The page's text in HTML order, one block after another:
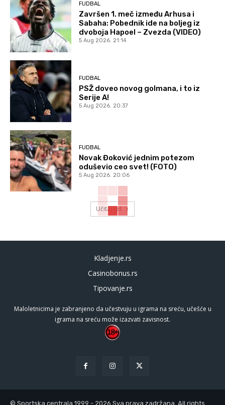
FUDBAL
Završen 1. meč između Arhusa i
Sabaha: Pobednik ide na boljeg iz
dvoboja Hapoel – Zvezda (VIDEO)
5 Aug 2026. 21:14
FUDBAL
PSŽ doveo novog golmana, i to iz
Serije A!
5 Aug 2026. 20:37
FUDBAL
Novak Đoković jednim potezom
oduševio ceo svet! (FOTO)
5 Aug 2026. 20:06
Učitaj još
Kladjenje.rs
Casinobonus.rs
Tipovanje.rs
Maloletnicima je zabranjeno da učestvuju u igrama na sreću, učešće u
igrama na sreću može izazvati zavisnost.
© Sportska centrala 1999 - 2026 Sva prava zadržana. All rights